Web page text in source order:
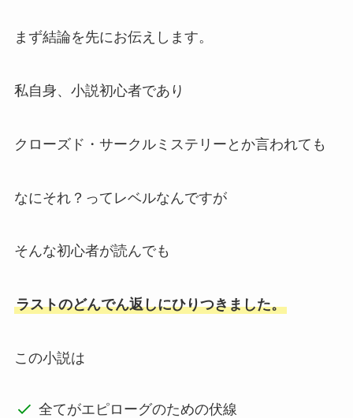
まず結論を先にお伝えします。
私自身、小説初心者であり
クローズド・サークルミステリーとか言われても
なにそれ？ってレベルなんですが
そんな初心者が読んでも
ラストのどんでん返しにひりつきました。
この小説は
全てがエピローグのための伏線